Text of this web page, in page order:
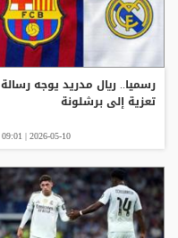
رسميا.. ريال مدريد يوجه رسالة
تعزية إلى برشلونة
2026-05-10 | 09:01 م